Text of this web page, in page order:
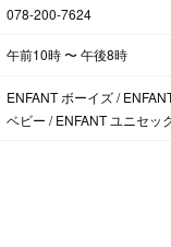
078-200‐7624
午前10時〜午後8時
ENFANT ボーイズ /
ベビー / ENFANT ユニセッ